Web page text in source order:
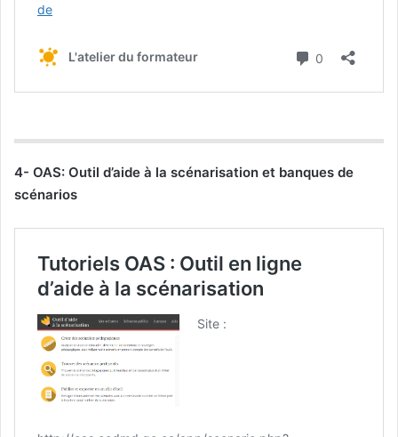
4- OAS: Outil d’aide à la scénarisation et banques de
scénarios